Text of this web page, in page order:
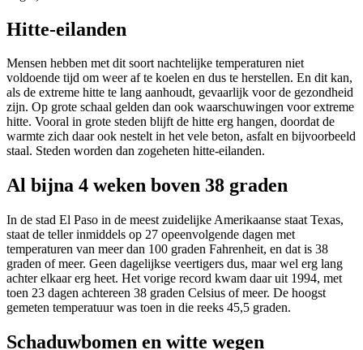
Hitte-eilanden
Mensen hebben met dit soort nachtelijke temperaturen niet
voldoende tijd om weer af te koelen en dus te herstellen. En dit kan,
als de extreme hitte te lang aanhoudt, gevaarlijk voor de gezondheid
zijn. Op grote schaal gelden dan ook waarschuwingen voor extreme
hitte. Vooral in grote steden blijft de hitte erg hangen, doordat de
warmte zich daar ook nestelt in het vele beton, asfalt en bijvoorbeeld
staal. Steden worden dan zogeheten hitte-eilanden.
Al bijna 4 weken boven 38 graden
In de stad El Paso in de meest zuidelijke Amerikaanse staat Texas,
staat de teller inmiddels op 27 opeenvolgende dagen met
temperaturen van meer dan 100 graden Fahrenheit, en dat is 38
graden of meer. Geen dagelijkse veertigers dus, maar wel erg lang
achter elkaar erg heet. Het vorige record kwam daar uit 1994, met
toen 23 dagen achtereen 38 graden Celsius of meer. De hoogst
gemeten temperatuur was toen in die reeks 45,5 graden.
Schaduwbomen en witte wegen